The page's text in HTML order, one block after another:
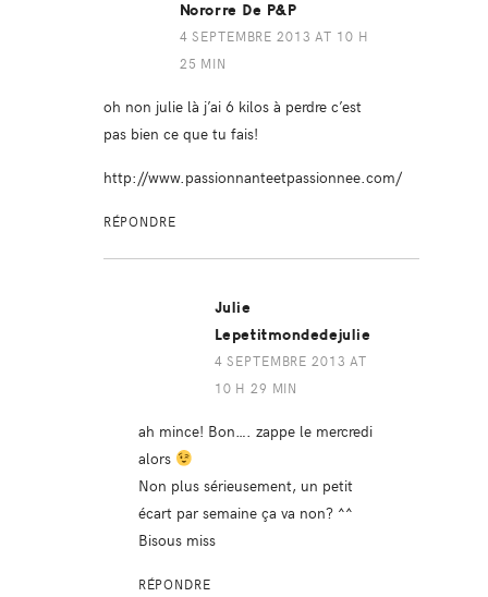
Nororre De P&P
4 SEPTEMBRE 2013 AT 10 H
25 MIN
oh non julie là j’ai 6 kilos à perdre c’est
pas bien ce que tu fais!
http://www.passionnanteetpassionnee.com/
RÉPONDRE
Julie
Lepetitmondedejulie
4 SEPTEMBRE 2013 AT
10 H 29 MIN
ah mince! Bon…. zappe le mercredi
alors
Non plus sérieusement, un petit
écart par semaine ça va non? ^^
Bisous miss
RÉPONDRE